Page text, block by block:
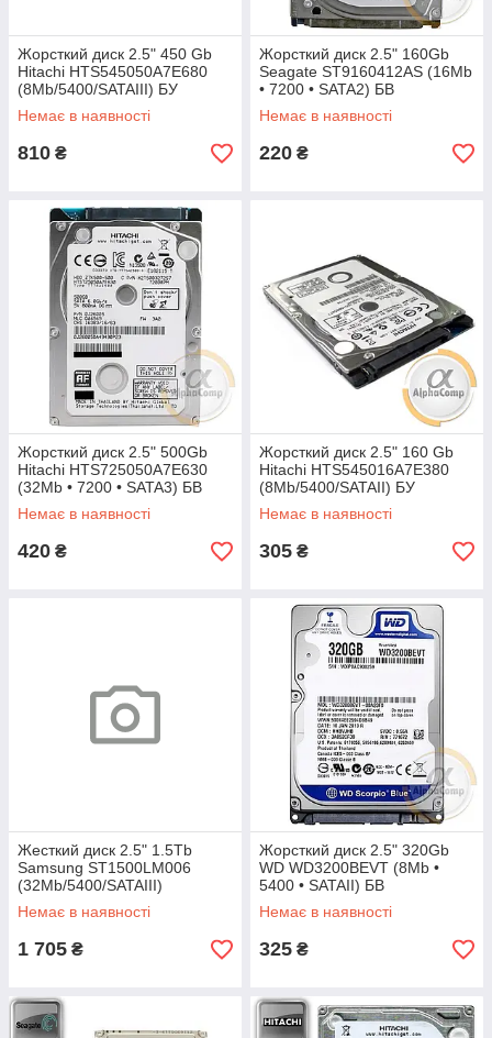
Жорсткий диск 2.5" 450 Gb
Hitachi HTS545050A7E680
(8Mb/5400/SATAIII) БУ
Немає в наявності
810 ₴
Жорсткий диск 2.5" 160Gb
Seagate ST9160412AS (16Mb
• 7200 • SATA2) БВ
Немає в наявності
220 ₴
Жорсткий диск 2.5" 500Gb
Hitachi HTS725050A7E630
(32Mb • 7200 • SATA3) БВ
Немає в наявності
420 ₴
Жорсткий диск 2.5" 160 Gb
Hitachi HTS545016A7E380
(8Mb/5400/SATAII) БУ
Немає в наявності
305 ₴
Жесткий диск 2.5" 1.5Tb
Samsung ST1500LM006
(32Mb/5400/SATAIII)
Немає в наявності
1 705 ₴
Жорсткий диск 2.5" 320Gb
WD WD3200BEVT (8Mb •
5400 • SATAII) БВ
Немає в наявності
325 ₴